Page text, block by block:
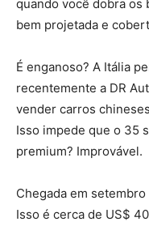
quando você dobra os
bem projetada e
É enganoso? A Itália
recentemente a DR
vender carros
Isso impede que o 35
premium? Improvável.
Chegada em
Isso é cerca de US$